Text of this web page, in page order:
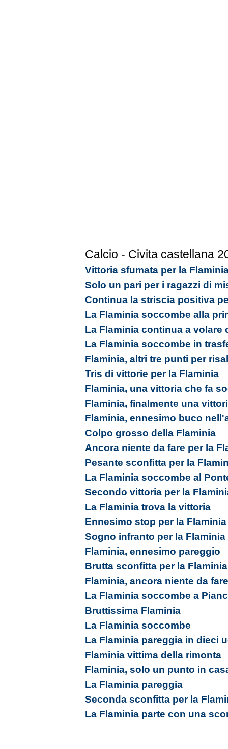
Calcio - Civita castellana
Vittoria sfumata per la
Solo un pari per i ragazzi di
Continua la striscia positiva
La Flaminia soccombe alla
La Flaminia continua a volare
La Flaminia soccombe in
Flaminia, altri tre punti per
Tris di vittorie per la Flaminia
Flaminia, una vittoria che fa
Flaminia, finalmente una
Flaminia, ennesimo buco
Colpo grosso della Flaminia
Ancora niente da fare per la
Pesante sconfitta per la
La Flaminia soccombe al
Secondo vittoria per la
La Flaminia trova la vittoria
Ennesimo stop per la Flaminia
Sogno infranto per la Flaminia
Flaminia, ennesimo pareggio
Brutta sconfitta per la Flaminia
Flaminia, ancora niente da fare
La Flaminia soccombe a
Bruttissima Flaminia
La Flaminia soccombe
La Flaminia pareggia in dieci
Flaminia vittima della rimonta
Flaminia, solo un punto in
La Flaminia pareggia
Seconda sconfitta per la
La Flaminia parte con una